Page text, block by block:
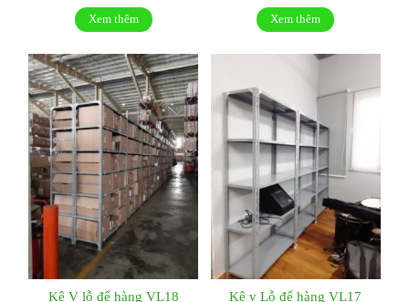
Xem thêm Xem thêm
Kệ V lỗ để hàng VL18 Kệ v Lỗ để hàng VL17